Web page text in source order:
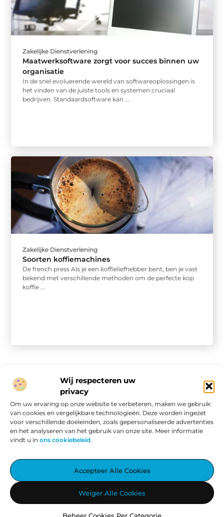
Wij respecteren uw
privacy
Om uw ervaring op onze website te verbeteren, maken we gebruik
van cookies en vergelijkbare technologieën. Deze worden ingezet
voor verschillende doeleinden, zoals gepersonaliseerde advertenties
en het analyseren van het gebruik van onze site. Meer informatie
vindt u in ons cookiebeleid.
Accepteer Alle Cookies
Weiger Alle Cookies
Beheer Cookies Per Categorie
Zakelijke Dienstverlening
Maatwerksoftware zorgt voor succes binnen uw
organisatie
In de snel evoluerende wereld van softwareoplossingen is
het vinden van de juiste tools en systemen cruciaal
bedrijven. Standaardsoftware kan ...
Zakelijke Dienstverlening
Soorten koffiemachines
De french press Als je een koffieliefhebber bent, ben je vast
bekend met verschillende methoden om de perfecte kop
koffie ...
Aggiez.nl – Altijd Iets Interessants te Lezen.
Ontdek een wereld vol inspirerende blogs en artikelen, zorgvuldig
geselecteerd om jouw dag te verrijken.
Onze informatie